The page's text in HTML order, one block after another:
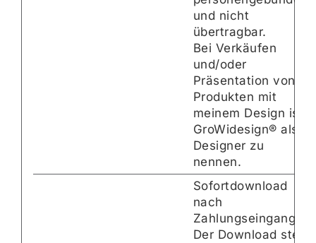
und nicht
übertragbar.
Bei Verkäufen
und/oder
Präsentation von
Produkten mit
meinem Design ist
GroWidesign® als
Designer zu
nennen.
Sofortdownload
nach
Zahlungseingang.
Der Download steht